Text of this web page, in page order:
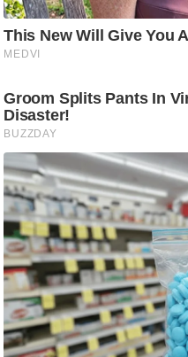
स
मं
त्रा
ले
श
न
शि
प
रा
ज
नी
ति
वि
श्ले